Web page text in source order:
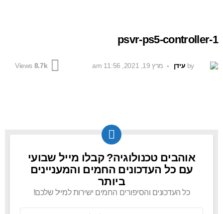
psvr-ps5-controller-1
by עידן מרץ 19, 2021, 11:56 am 8.7k
Views
NEWSLETTER
אוהבים טכנולוגיה? קבלו מייל שבועי
עם כל העדכונים החמים והמעניינים
ביותר
כל העדכונים והסיפורים החמים ישירות למייל שלכם!